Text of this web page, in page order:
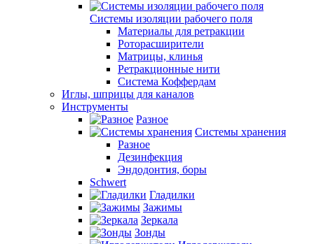
Системы изоляции рабочего поля
Материалы для ретракции
Роторасширители
Матрицы, клинья
Ретракционные нити
Система Коффердам
Иглы, шприцы для каналов
Инструменты
Разное
Системы хранения
Разное
Дезинфекция
Эндодонтия, боры
Schwert
Гладилки
Зажимы
Зеркала
Зонды